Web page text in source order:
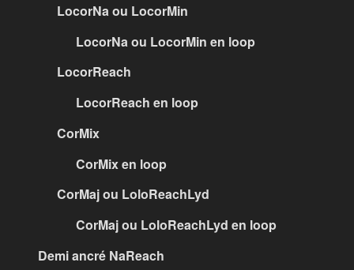
LocorNa ou LocorMin
LocorNa ou LocorMin en loop
LocorReach
LocorReach en loop
CorMix
CorMix en loop
CorMaj ou LoloReachLyd
CorMaj ou LoloReachLyd en loop
Demi ancré NaReach